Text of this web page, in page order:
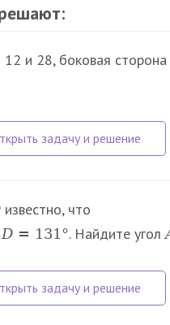
и 28, боковая
известно, что
D = 131 °. Найдите угол